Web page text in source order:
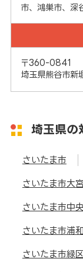
市、鴻巣市、深
〒360-0841
埼玉県熊谷市新
埼玉県の
さいたま市
さいたま市大
さいたま市中
さいたま市浦
さいたま市緑区